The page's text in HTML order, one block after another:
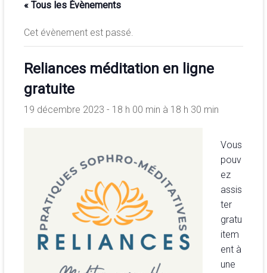
de
la
de
développement
la
<b/>sophrologie,
méditation
et
psychologie
des
ressources
« Tous les Évènements
Cet évènement est passé.
Reliances méditation en ligne
gratuite
19 décembre 2023 - 18 h 00 min à 18 h 30 min
Vous
pouv
ez
assis
ter
gratu
item
ent à
une